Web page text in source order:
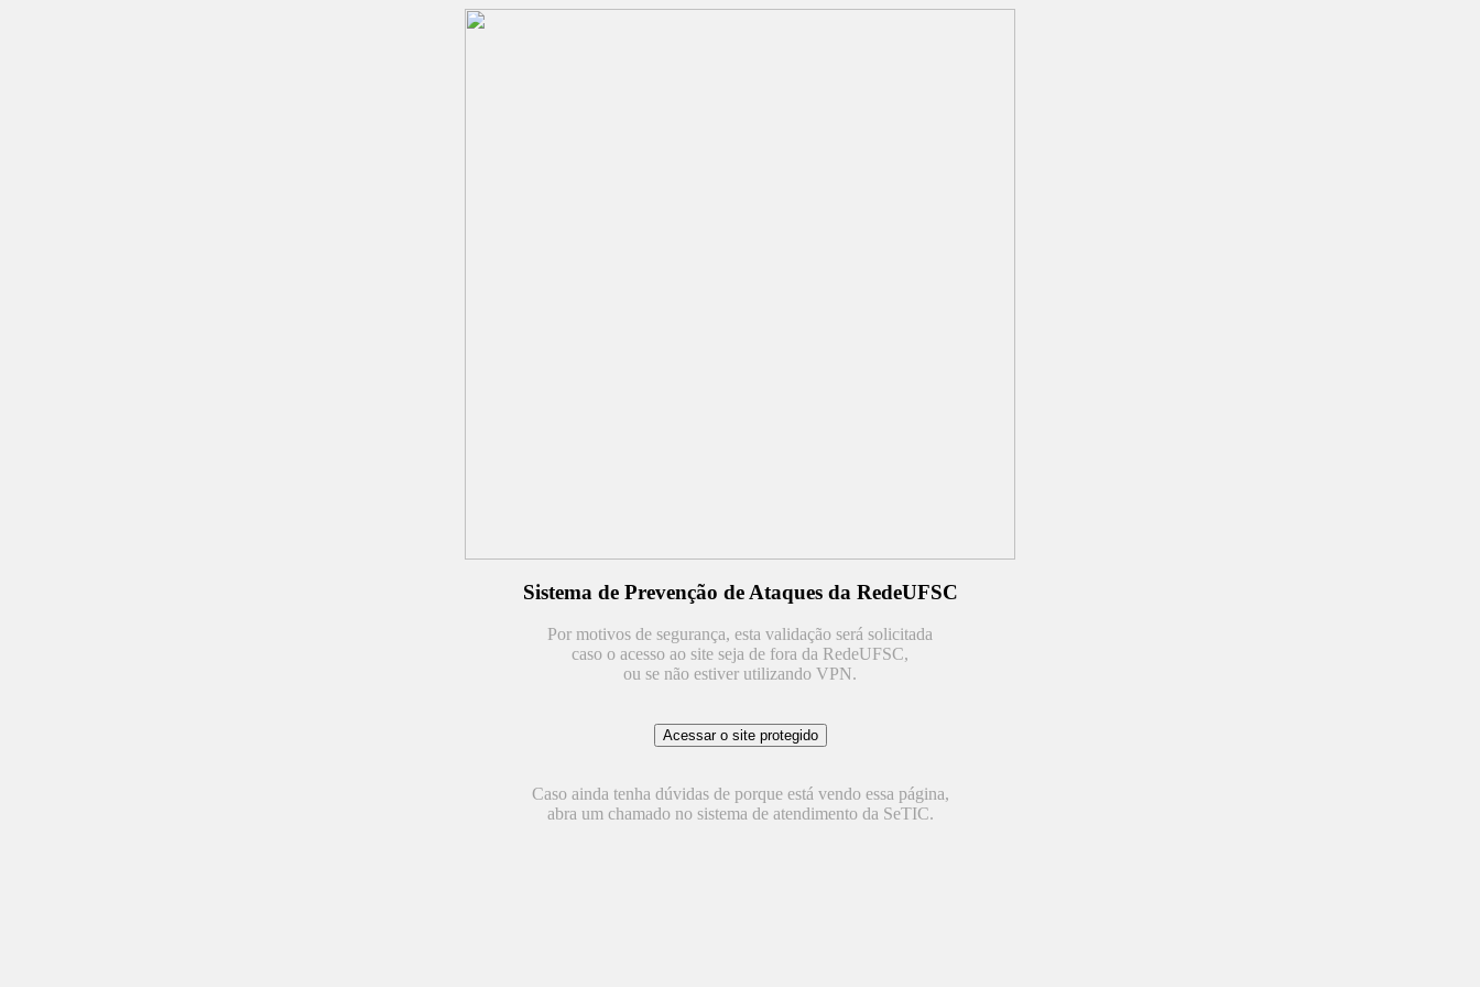
Sistema de Prevenção de Ataques da RedeUFSC
Por motivos de segurança, esta validação será solicitada
caso o acesso ao site seja de fora da RedeUFSC,
ou se não estiver utilizando VPN.
Caso ainda tenha dúvidas de porque está vendo essa página,
abra um chamado no sistema de atendimento da SeTIC.